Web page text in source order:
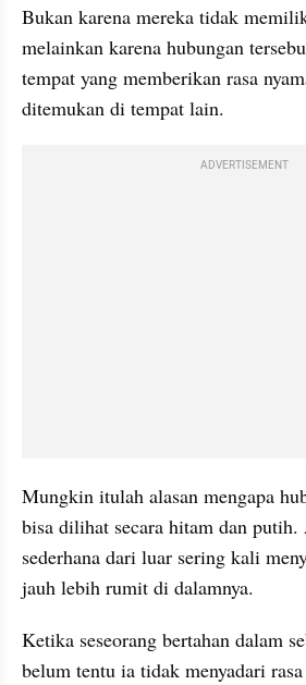
Bukan karena mereka tidak
melainkan karena hubungan
tempat yang memberikan rasa
ditemukan di tempat lain.
ADVERTISEMENT
Mungkin itulah alasan mengapa
bisa dilihat secara hitam dan putih.
sederhana dari luar sering kali
jauh lebih rumit di dalamnya.
Ketika seseorang bertahan dalam
belum tentu ia tidak menyadari